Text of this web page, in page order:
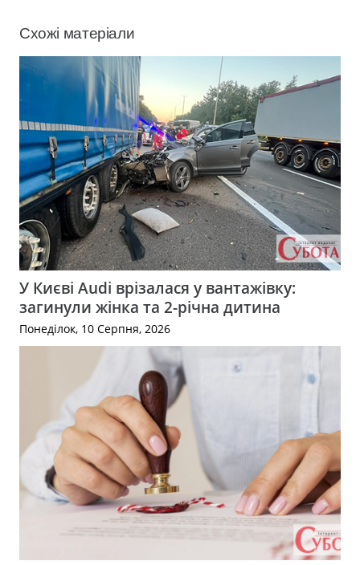
Схожі матеріали
У Києві Audi врізалася у вантажівку:
загинули жінка та 2-річна дитина
Понеділок, 10 Серпня, 2026